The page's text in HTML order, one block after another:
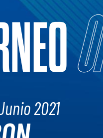
2021